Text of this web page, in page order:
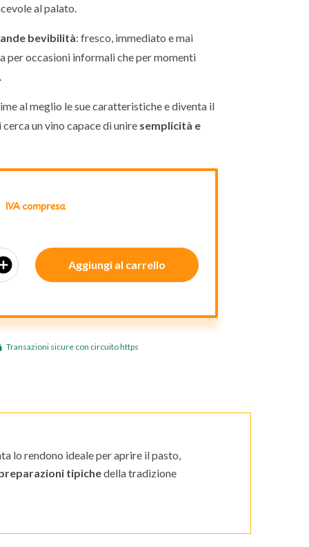
al palato.
bevibilità: fresco, immediato e mai
per occasioni informali che per momenti
al meglio le sue caratteristiche e diventa il
un vino capace di unire semplicità e
IVA compresa
Aggiungi al carrello
Transazioni sicure con circuito https
lo rendono ideale per aprire il pasto,
tipichedella tradizione